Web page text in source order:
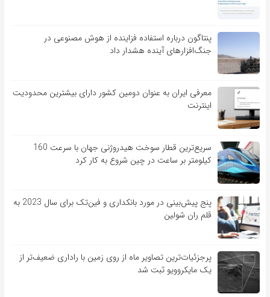
پنتاگون درباره استفاده فزاینده از هوش مصنوعی در
جنگ‌افزارهای آینده هشدار داد
معرفی ایران به عنوان دومین کشور دارای بیشترین محدودیت
اینترنت
سریع‌ترین قطار سوخت هیدروژنی جهان با سرعت 160
کیلومتر بر ساعت در چین شروع به کار کرد
پنج پیش‌بینی در مورد بانکداری و فین‌تک برای سال 2023 به
قلم ران شولین
پرجزئیات‌ترین تصاویر ماه از روی زمین با راداری ضعیف‌تر از
یک مایکروویو ثبت شد